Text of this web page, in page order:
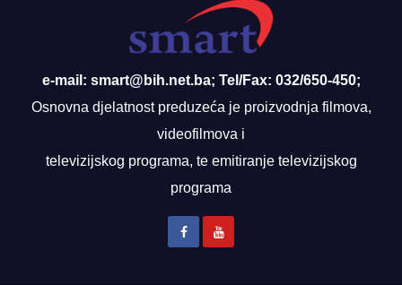
e-mail: smart@bih.net.ba; Tel/Fax: 032/650-450;
Osnovna djelatnost preduzeća je proizvodnja filmova,
videofilmova i
televizijskog programa, te emitiranje televizijskog
programa